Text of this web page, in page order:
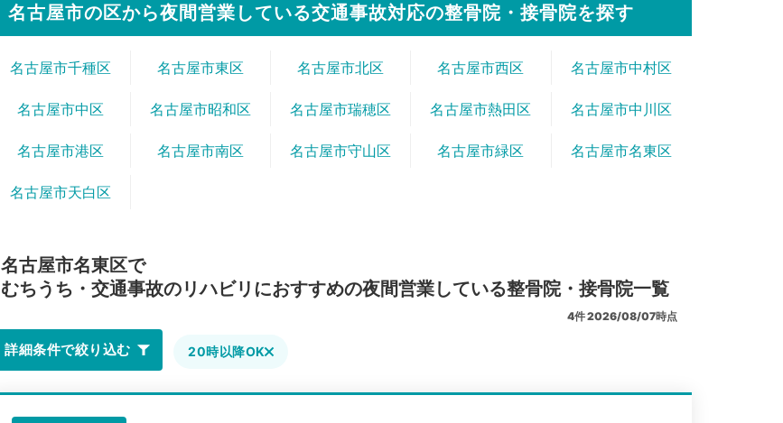
名古屋市の区から夜間営業している交通事故対応の整骨院・接骨院を探す
名古屋市千種区 名古屋市東区 名古屋市北区 名古屋市西区 名古屋市中村区
名古屋市中区 名古屋市昭和区 名古屋市瑞穂区 名古屋市熱田区 名古屋市中川区
名古屋市港区 名古屋市南区 名古屋市守山区 名古屋市緑区 名古屋市名東区
名古屋市天白区
名古屋市名東区で
むちうち・交通事故のリハビリにおすすめの夜間営業している整骨院・接骨院一覧
4件2026/08/07時点
詳細条件で絞り込む 20時以降OK